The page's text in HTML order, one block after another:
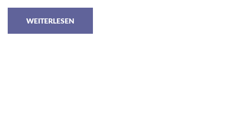
WEITERLESEN